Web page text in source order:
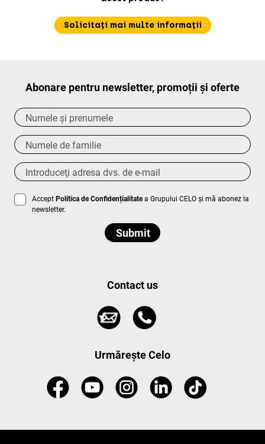
Solicitați mai multe informații
Abonare pentru newsletter, promoții și oferte
AcceptPolitica de Confidențialitatea Grupului CELO și mă abonez la
newsletter.
Contact us
Urmărește Celo